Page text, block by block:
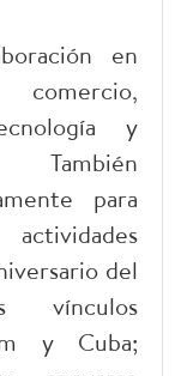
en
y
También
para
del
vínculos
y Cuba;